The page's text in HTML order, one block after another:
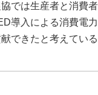
では生産者と消費
導入による消費電
できたと考えている